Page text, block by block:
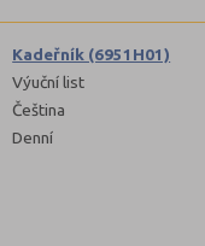
Kadeřník (6951H01)
Výuční list
Čeština
Denní